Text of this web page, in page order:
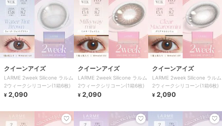
クイーンアイズ
LARME 2week Silicone ラルム
2ウィークシリコーン(1箱6枚)
¥ 2,090
クイーンアイズ
LARME 2week Silicone ラルム
2ウィークシリコーン(1箱6枚)
¥ 2,090
クイーンアイズ
LARME 2week Silicone ラルム
2ウィークシリコーン(1箱6枚)
¥ 2,090